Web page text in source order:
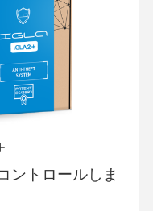
ントロールしま